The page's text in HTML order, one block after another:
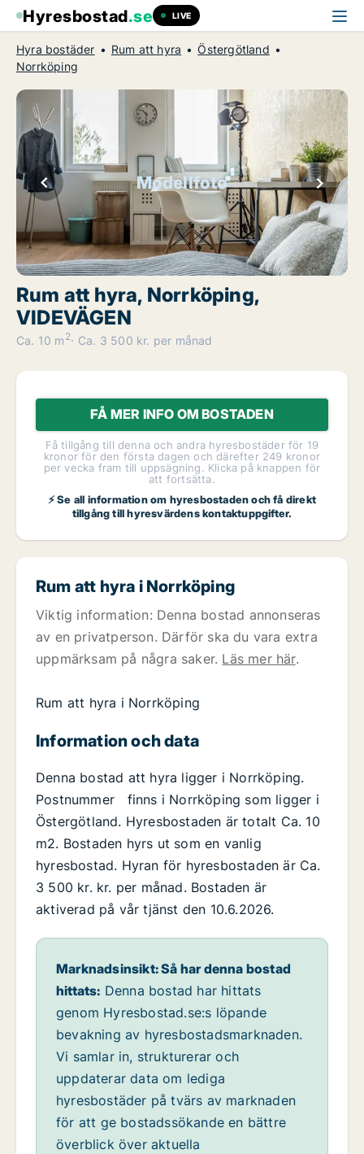
Hyresbostad.se LIVE
Hyra bostäder Rum att hyra
Östergötland
Norrköping
Modellfoto
Rum att hyra, Norrköping,
VIDEVÄGEN
Ca. 10 m 2 Ca. 3 500 kr. per månad
FÅ MER INFO OM BOSTADEN
Få tillgång till denna och andra hyresbostäder för 19
kronor för den första dagen och därefter 249 kronor
per vecka fram till uppsägning. Klicka på knappen för
att fortsätta.
⚡ Se all information om hyresbostaden och få direkt
tillgång till hyresvärdens kontaktuppgifter.
Rum att hyra i Norrköping
Viktig information: Denna bostad annonseras
av en privatperson. Därför ska du vara extra
uppmärksam på några saker. Läs mer här.
Rum att hyra i Norrköping
Information och data
Denna bostad att hyra ligger i Norrköping.
Postnummer finns i Norrköping som ligger i
Östergötland. Hyresbostaden är totalt Ca. 10
m2. Bostaden hyrs ut som en vanlig
hyresbostad. Hyran för hyresbostaden är Ca.
3 500 kr. kr. per månad. Bostaden är
aktiverad på vår tjänst den 10.6.2026.
Marknadsinsikt: Så har denna bostad
hittats: Denna bostad har hittats
genom Hyresbostad.se:s löpande
bevakning av hyresbostadsmarknaden.
Vi samlar in, strukturerar och
uppdaterar data om lediga
hyresbostäder på tvärs av marknaden
för att ge bostadssökande en bättre
överblick över aktuella